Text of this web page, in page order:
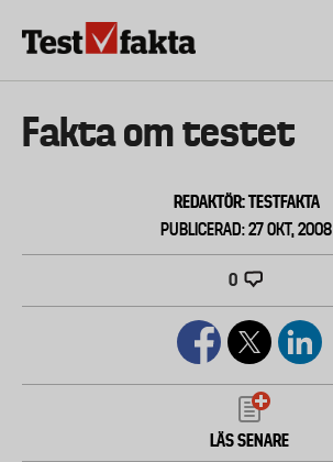
Huvudmeny
ny
Fakta om testet
REDAKTÖR: TESTFAKTA
PUBLICERAD: 27 OKT, 2008
0
LÄS SENARE